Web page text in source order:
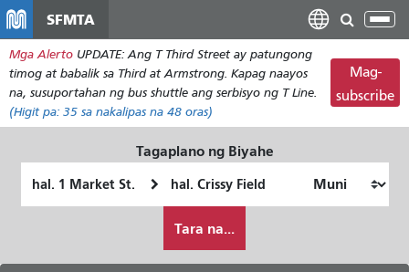
pangunahing
nilalaman
SFMTA
I-
ang
Mga Alerto UPDATE: Ang T Third Street ay patungong
timog at babalik sa Third at Armstrong. Kapag naayos
na, susuportahan ng bus shuttle ang serbisyo ng T Line.
(Higit pa: 35 sa nakalipas na 48 oras)
Mag-
subscribe
Tagaplano ng Biyahe
ko
gustong
Tara na...